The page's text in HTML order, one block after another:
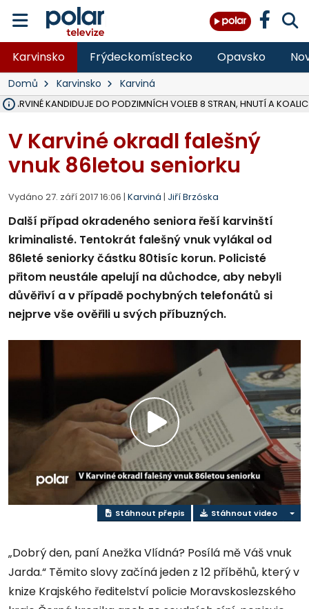
Karvinsko Frýdeckomístecko Opavsko
Domů Karvinsko Karviná
V KARVINÉ KANDIDUJE DO PODZIMNÍCH VOLEB 8 STRAN, HNUTÍ A KOALIC
V Karviné okradl falešný
vnuk 86letou seniorku
Vydáno 27. září 2017 16:06 | Karviná | Jiří Brzóska
Další případ okradeného seniora řeší karvinští
kriminalisté. Tentokrát falešný vnuk vylákal od
86leté seniorky částku 80tisíc korun. Policisté
přitom neustále apelují na důchodce, aby nebyli
důvěřiví a v případě pochybných telefonátů si
nejprve vše ověřili u svých příbuzných.
Přehrát
video
Stáhnout přepis Stáhnout video
„Dobrý den, paní Anežka Vlídná? Posílá mě Váš vnuk
Jarda.“ Těmito slovy začíná jeden z 12 příběhů, který v
knize Krajského ředitelství policie Moravskoslezského